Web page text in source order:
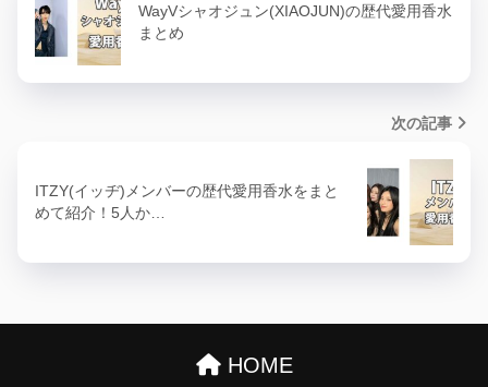
WayVシャオジュン(XIAOJUN)の歴代愛用香水
まとめ
次の記事
ITZY(イッヂ)メンバーの歴代愛用香水をまと
めて紹介！5人か…
HOME